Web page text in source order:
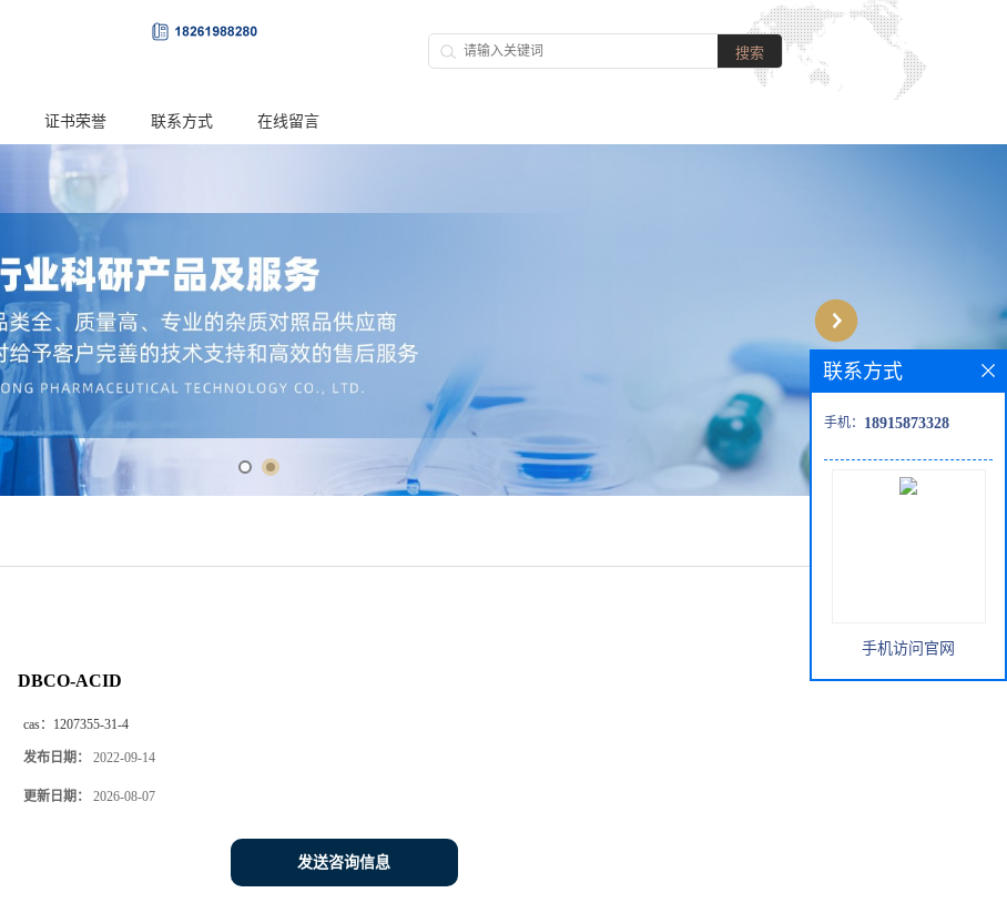
证书荣誉 联系方式 在线留言
DBCO-ACID
cas： 1207355-31-4
发布日期： 2022-09-14
更新日期： 2026-08-07
发送咨询信息
联系方式
手机： 18915873328
手机访问官网